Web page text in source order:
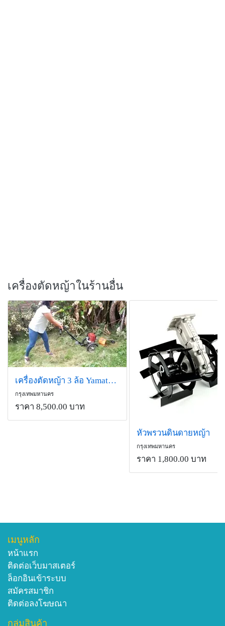
เครื่องตัดหญ้าในร้านอื่น
เครื่องตัดหญ้า 3 ล้อ Yamato รุ่น EN43-2T (2.4 HP แรงม้า)
กรุงเทพมหานคร
ราคา 8,500.00 บาท
หัวพรวนดินดายหญ้า
กรุงเทพมหานคร
ราคา 1,800.00 บาท
เมนูหลัก
หน้าแรก
ติดต่อเว็บมาสเตอร์
ล็อกอินเข้าระบบ
สมัครสมาชิก
ติดต่อลงโฆษณา
กลุ่มสินค้า